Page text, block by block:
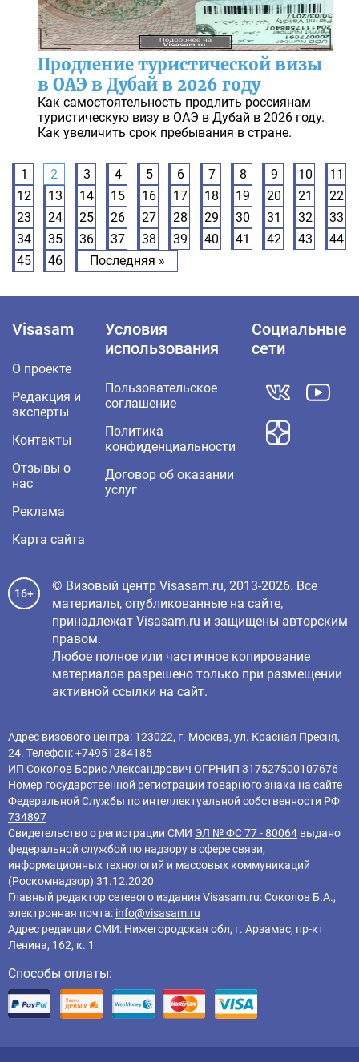
Продление туристической визы
в ОАЭ в Дубай в 2026 году
Как самостоятельность продлить россиянам
туристическую визу в ОАЭ в Дубай в 2026 году.
Как увеличить срок пребывания в стране.
1 2 3 4 5 6 7 8 9 10
11
12
13 14 15 16 17 18 19 20 21
22
23
24 25 26 27 28 29 30 31 32
33
34
35 36 37 38 39 40 41 42 43
44
45
46 Последняя »
Visasam
О проекте
Редакция и
эксперты
Контакты
Отзывы о
нас
Реклама
Карта сайта
Условия
использования
Пользовательское
соглашение
Политика
конфиденциальности
Договор об оказании
услуг
Социальные
сети
16+
© Визовый центр Visasam.ru, 2013-2026. Все
материалы, опубликованные на сайте,
принадлежат Visasam.ru и защищены авторским
правом.
Любое полное или частичное копирование
материалов разрешено только при размещении
активной ссылки на сайт.
Адрес визового центра: 123022, г. Москва, ул. Красная Пресня,
24. Телефон:+74951284185
ИП Соколов Борис Александрович ОГРНИП 317527500107676
Номер государственной регистрации товарного знака на сайте
Федеральной Службы по интеллектуальной собственности РФ
734897
Свидетельство о регистрации СМИ ЭЛ № ФС 77 - 80064 выдано
федеральной службой по надзору в сфере связи,
информационных технологий и массовых коммуникаций
(Роскомнадзор) 31.12.2020
Главный редактор cетевого издания Visasam.ru: Соколов Б.А.,
электронная почта: info@visasam.ru
Адрес редакции СМИ: Нижегородская обл, г. Арзамас, пр-кт
Ленина, 162, к. 1
Способы оплаты: